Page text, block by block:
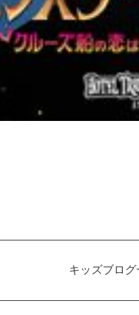
キッズブログ